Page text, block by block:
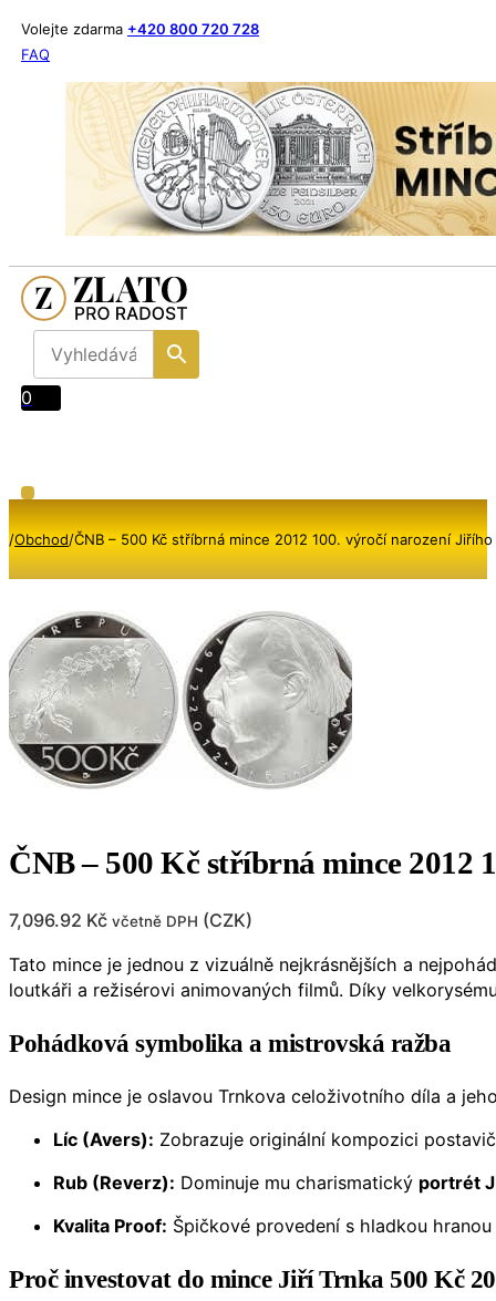
Volejte zdarma +420 800 720 728
FAQ
0
/Obchod/ČNB – 500 Kč stříbrná mince 2012 100. výročí narození
ČNB – 500 Kč stříbrná mince 2012
7,096.92 Kč včetně DPH (CZK)
Tato mince je jednou z vizuálně nejkrásnějších a
loutkáři a režisérovi animovaných filmů. Díky
Pohádková symbolika a mistrovská ražba
Design mince je oslavou Trnkova celoživotního díla a
Líc (Avers): Zobrazuje originální kompozici
Rub (Reverz): Dominuje mu charismatický portrét
Kvalita Proof: Špičkové provedení s hladkou
Proč investovat do mince Jiří Trnka 500 Kč